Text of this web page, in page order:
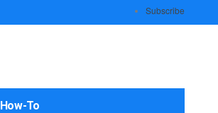
Subscribe
How-To